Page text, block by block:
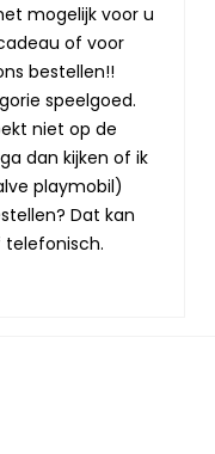
mogelijk voor u
of voor
bestellen!!
speelgoed.
niet op de
dan kijken of ik
playmobil)
Dat kan
telefonisch.